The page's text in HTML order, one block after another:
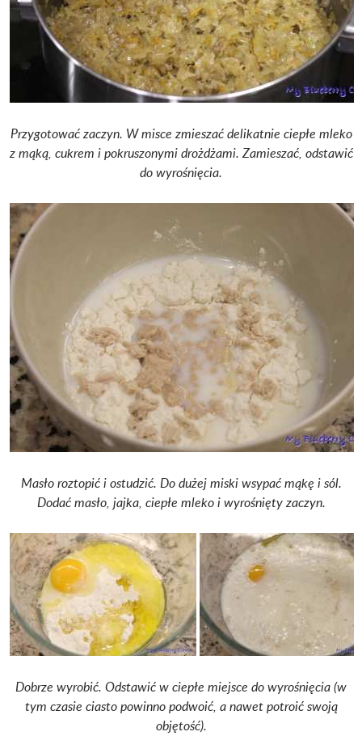
Przygotować zaczyn. W misce zmieszać delikatnie ciepłe mleko
z mąką, cukrem i pokruszonymi drożdżami. Zamieszać, odstawić
do wyrośnięcia.
Masło roztopić i ostudzić. Do dużej miski wsypać mąkę i sól.
Dodać masło, jajka, ciepłe mleko i wyrośnięty zaczyn.
Dobrze wyrobić. Odstawić w ciepłe miejsce do wyrośnięcia (w
tym czasie ciasto powinno podwoić, a nawet potroić swoją
objętość).